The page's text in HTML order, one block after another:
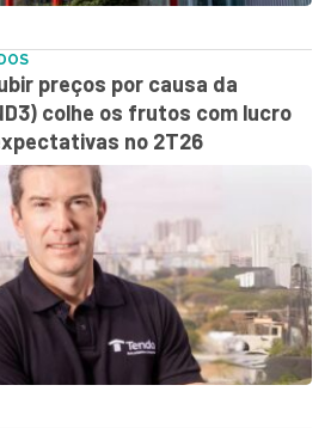
preços por causa da
colhe os frutos com lucro
no 2T26